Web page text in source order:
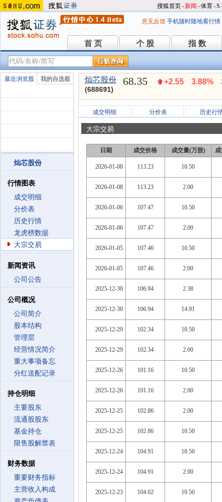
搜狐首页-新闻 -体育-S
意见反馈 手机随时随地看行情
首 页
首 页 个 股
个 股 指 数
指 数
最近浏览股 我的自选股
灿芯股份
行情图表
成交明细
分价表
历史行情
龙虎榜数据
大宗交易
新闻资讯
公司公告
公司概况
公司简介
股本结构
管理层
经营情况简介
重大事项备忘
分红送配记录
持仓明细
主要股东
流通股股东
基金持仓
限售股解禁表
财务数据
重要财务指标
主营收入构成
灿芯股份
(688691)
68.35 +2.55 3.88%
成交明细 分价表 历史行
大宗交易
日期 成交价格 成交量(万股)
2026-01-08 113.23 10.50
2026-01-08 113.23 2.00
2026-01-06 107.47 10.50
2026-01-06 107.47 2.00
2026-01-05 107.46 10.50
2026-01-05 107.46 2.00
2025-12-30 106.94 2.38
2025-12-30 106.94 14.91
2025-12-29 102.34 10.50
2025-12-29 102.34 2.00
2025-12-26 101.16 10.50
2025-12-26 101.16 2.00
2025-12-25 102.86 2.00
2025-12-25 102.86 10.50
2025-12-24 104.91 10.50
2025-12-24 104.91 2.00
2025-12-23 104.02 10.50